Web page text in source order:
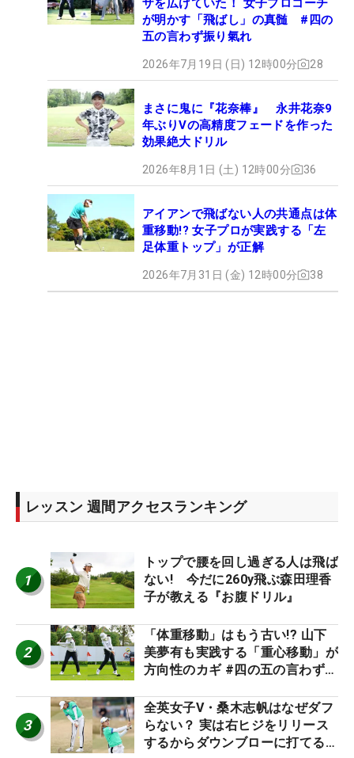
ザを広げていた！ 女子プロコーチ
が明かす「飛ばし」の真髄 #四の
五の言わず振り氣れ
2026年7月19日 (日) 12時00分 28
まさに鬼に『花奈棒』 永井花奈9
年ぶりVの高精度フェードを作った
効果絶大ドリル
2026年8月1日 (土) 12時00分 36
アイアンで飛ばない人の共通点は体
重移動!? 女子プロが実践する「左
足体重トップ」が正解
2026年7月31日 (金) 12時00分 38
レッスン 週間アクセスランキング
1
トップで腰を回し過ぎる人は飛ば
ない! 今だに260y飛ぶ森田理香
子が教える『お腹ドリル』
2
「体重移動」はもう古い!? 山下
美夢有も実践する「重心移動」が
方向性のカギ #四の五の言わず振
3
全英女子V・桑木志帆はなぜダフ
らない？ 実は右ヒジをリリース
するからダウンブローに打てる #